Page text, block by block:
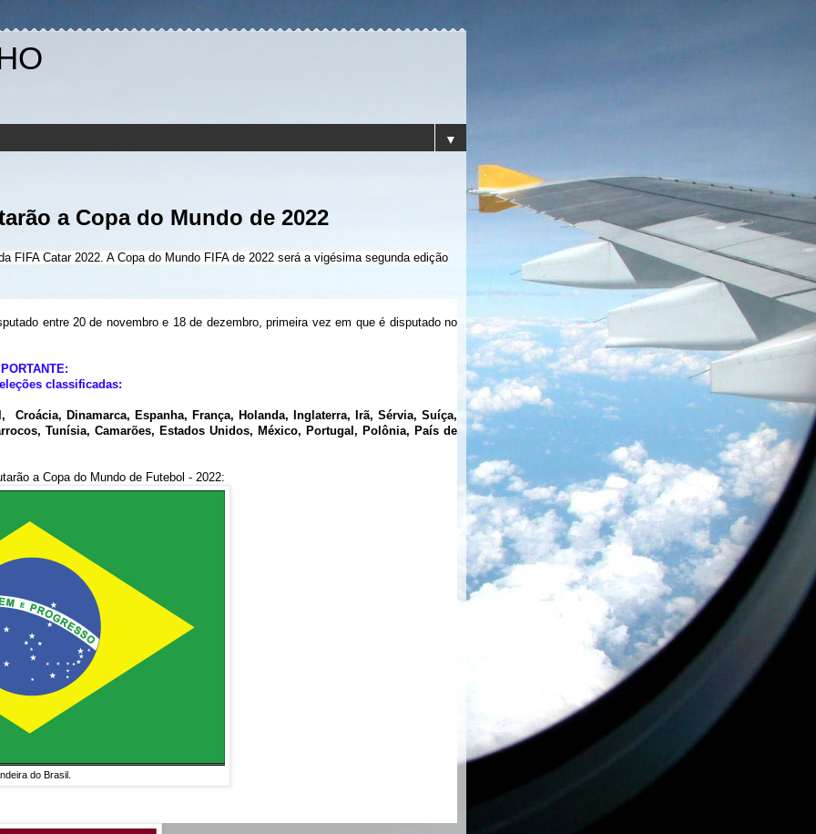
▼
a Copa do Mundo de 2022
FIFA Catar 2022. A Copa do Mundo FIFA de 2022 será a vigésima segunda edição
entre 20 de novembro e 18 de dezembro, primeira vez em que é disputado no
classificadas:
Dinamarca, Espanha, França, Holanda, Inglaterra, Irã, Sérvia, Suíça,
Tunísia, Camarões, Estados Unidos, México, Portugal, Polônia, País de
a Copa do Mundo de Futebol - 2022:
do Brasil.